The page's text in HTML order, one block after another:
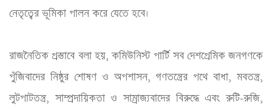
নেতৃত্বের ভূমিকা পালন করে যেতে হবে।
রাজনৈতিক প্রস্তাবে বলা হয়, কমিউনিস্ট পার্টি সব দেশপ্রেমিক জনগণকে
পুঁজিবাদের নিষ্ঠুর শোষণ ও অপশাসন, গণতন্ত্রের পথে বাধা, মবতন্ত্র,
লুটপাটতন্ত্র, সাম্প্রদায়িকতা ও সাম্রাজ্যবাদের বিরুদ্ধে এবং রুটি-রুজি,